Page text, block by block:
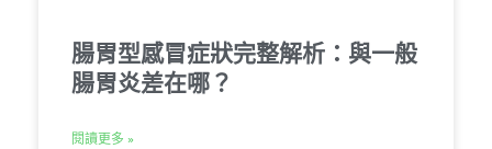
腸胃型感冒症狀完整解析：與一般
腸胃炎差在哪？
閱讀更多 »